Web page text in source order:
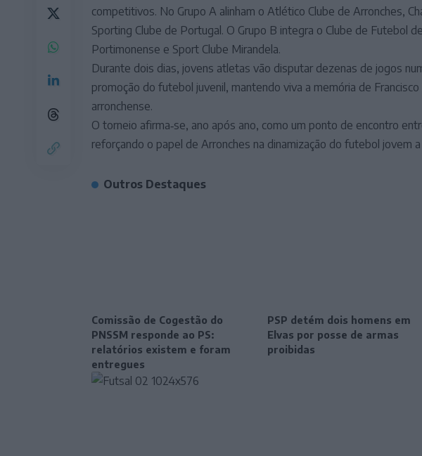
competitivos. No Grupo A alinham o Atlético Clube de Arronches,
Sporting Clube de Portugal. O Grupo B integra o Clube de Futebol
Portimonense e Sport Clube Mirandela.
Durante dois dias, jovens atletas vão disputar dezenas de jogos
promoção do futebol juvenil, mantendo viva a memória de
arronchense.
O torneio afirma‑se, ano após ano, como um ponto de encontro
reforçando o papel de Arronches na dinamização do futebol jovem a
Outros Destaques
Comissão de Cogestão do
PNSSM responde ao PS:
relatórios existem e foram
entregues
PSP detém dois homens em
Elvas por posse de armas
proibidas